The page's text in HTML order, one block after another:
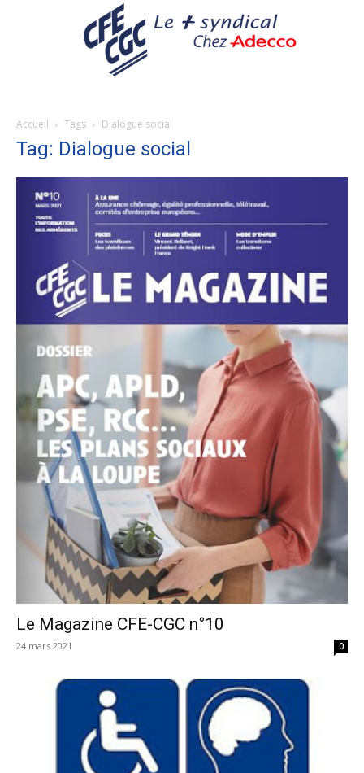
Accueil Tags Dialogue social
Tag: Dialogue social
Le Magazine CFE-CGC n°10
24 mars 2021 0